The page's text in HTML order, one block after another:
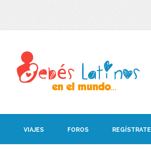
VIAJES FOROS REGÍSTRATE